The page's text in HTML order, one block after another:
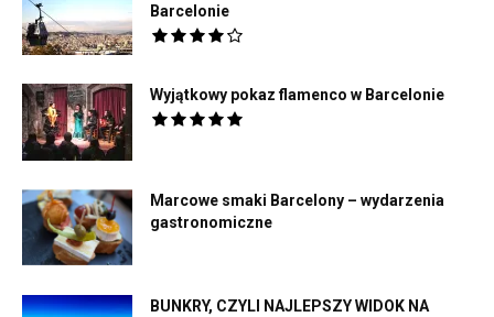
Barcelonie
Wyjątkowy pokaz flamenco w Barcelonie
Marcowe smaki Barcelony – wydarzenia
gastronomiczne
BUNKRY, CZYLI NAJLEPSZY WIDOK NA